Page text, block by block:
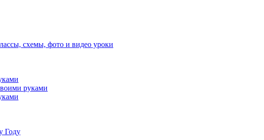
схемы, фото и видео уроки
руками
Году